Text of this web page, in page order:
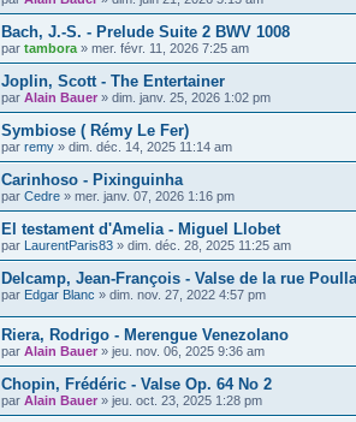
Bach, J.-S. - Prelude Suite 2 BWV 1008
par tambora » mer. févr. 11, 2026 7:25 am
Joplin, Scott - The Entertainer
par Alain Bauer » dim. janv. 25, 2026 1:02 pm
Symbiose ( Rémy Le Fer)
par remy » dim. déc. 14, 2025 11:14 am
Carinhoso - Pixinguinha
par Cedre » mer. janv. 07, 2026 1:16 pm
El testament d'Amelia - Miguel Llobet
par LaurentParis83 » dim. déc. 28, 2025 11:25 am
Delcamp, Jean-François - Valse de la rue
par Edgar Blanc » dim. nov. 27, 2022 4:57 pm
Riera, Rodrigo - Merengue Venezolano
par Alain Bauer » jeu. nov. 06, 2025 9:36 am
Chopin, Frédéric - Valse Op. 64 No 2
par Alain Bauer » jeu. oct. 23, 2025 1:28 pm